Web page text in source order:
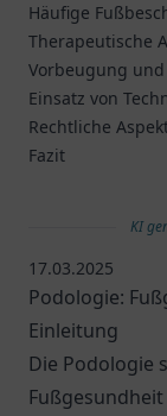
Häufige
Therapeutische
Vorbeugung und
Einsatz von
Rechtliche
Fazit
KI
17.03.2025
Podologie:
Einleitung
Die Podologie